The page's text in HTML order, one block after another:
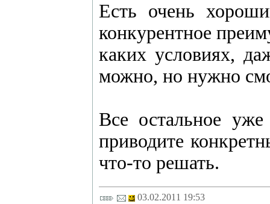
Есть очень
конкурентное
каких условиях,
можно, но нужно
Все остальное
приводите
что-то решать.
03.02.2011 19:53